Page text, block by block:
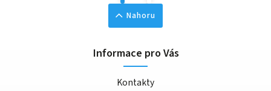
Nahoru
Informace pro Vás
Kontakty